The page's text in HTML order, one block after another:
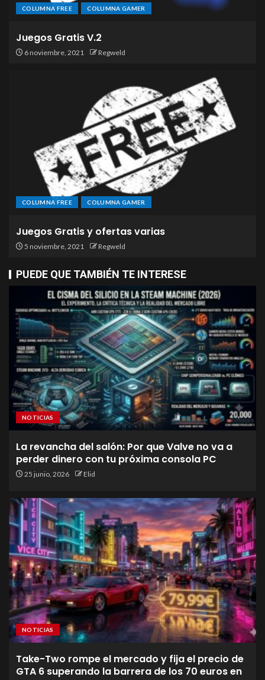
COLUMNA FREE COLUMNA GAMER
Juegos Gratis V.2
6 noviembre, 2021 Regweld
COLUMNA FREE COLUMNA GAMER
Juegos Gratis y ofertas varias
5 noviembre, 2021 Regweld
PUEDE QUE TAMBIÉN TE INTERESE
NOTICIAS
La revancha del salón: Por que Valve no va a
perder dinero con tu próxima consola PC
25 junio, 2026 Elid
NOTICIAS
Take-Two rompe el mercado y fija el precio de
GTA 6 superando la barrera de los 70 euros en